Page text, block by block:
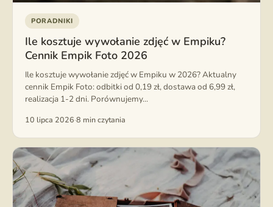
PORADNIKI
Ile kosztuje wywołanie zdjęć w Empiku?
Cennik Empik Foto 2026
Ile kosztuje wywołanie zdjęć w Empiku w 2026? Aktualny
cennik Empik Foto: odbitki od 0,19 zł, dostawa od 6,99 zł,
realizacja 1-2 dni. Porównujemy...
10 lipca 2026·8 min czytania